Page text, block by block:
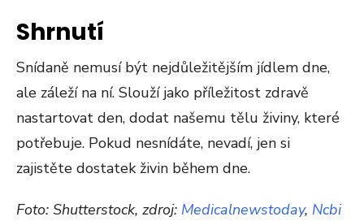
Shrnutí
Snídaně nemusí být nejdůležitějším jídlem dne,
ale záleží na ní. Slouží jako příležitost zdravě
nastartovat den, dodat našemu tělu živiny, které
potřebuje. Pokud nesnídáte, nevadí, jen si
zajistěte dostatek živin během dne.
Foto: Shutterstock, zdroj: Medicalnewstoday, Ncbi